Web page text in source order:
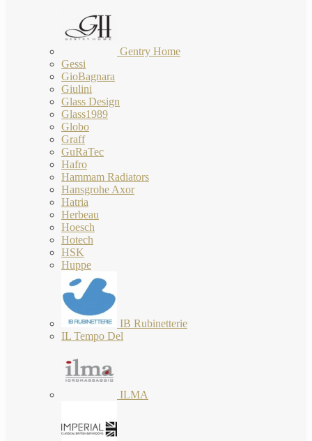
Gentry Home
Gessi
GioBagnara
Giulini
Glass Design
Glass1989
Globo
Graff
GuRaTec
Hafro
Hammam Radiators
Hansgrohe Axor
Hatria
Herbeau
Hoesch
Hotech
HSK
Huppe
IB Rubinetterie
IL Tempo Del
ILMA